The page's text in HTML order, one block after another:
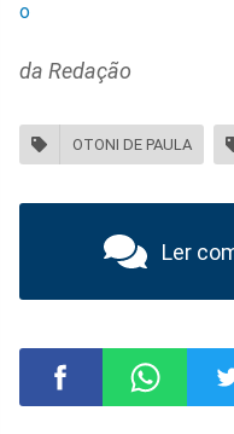
o
da Redação
OTONI DE PAULA
Ler